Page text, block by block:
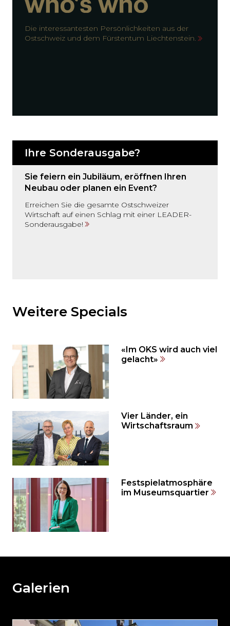
Die interessantesten Persönlichkeiten aus der
Ostschweiz und dem Fürstentum Liechtenstein.
Ihre Sonderausgabe?
Sie feiern ein Jubiläum, eröffnen Ihren
Neubau oder planen ein Event?
Erreichen Sie die gesamte Ostschweizer
Wirtschaft auf einen Schlag mit einer LEADER-
Sonderausgabe!
den
den
Inhalt
auslassen
und
direkt
springen?
Weitere Specials
«Im OKS wird auch viel
gelacht»
Vier Länder, ein
Wirtschaftsraum
Festspielatmosphäre
im Museumsquartier
weiteren
und
Galerien